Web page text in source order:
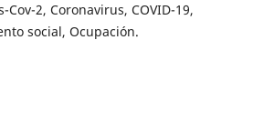
Cov-2, Coronavirus, COVID-19,
social, Ocupación.